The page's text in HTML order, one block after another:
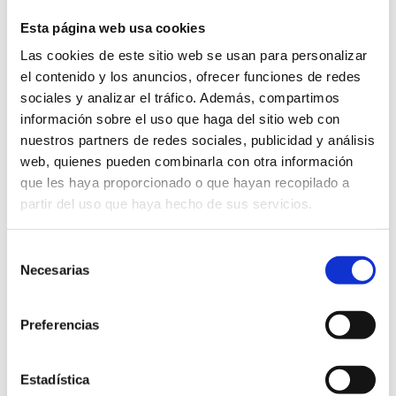
Esta página web usa cookies
Las cookies de este sitio web se usan para personalizar
el contenido y los anuncios, ofrecer funciones de redes
sociales y analizar el tráfico. Además, compartimos
información sobre el uso que haga del sitio web con
nuestros partners de redes sociales, publicidad y análisis
web, quienes pueden combinarla con otra información
que les haya proporcionado o que hayan recopilado a
partir del uso que haya hecho de sus servicios.
Necesarias
Preferencias
Estadística
Situación:Desde calle Mar Cantábrica
(Punta Molins) hasta el Riu Girona
Extensión:2,5 km
Tipo:Arena
Riqueza Medioambiental: Especial protección por su
flora, fauna y dunas.
Certificaciones: